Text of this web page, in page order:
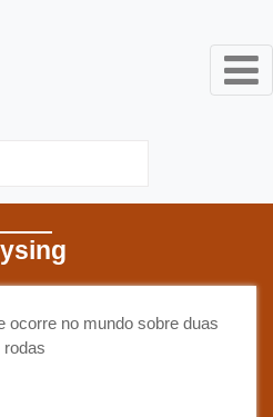
na Veia - Tudo que
ocorre no mundo sobre duas
rodas